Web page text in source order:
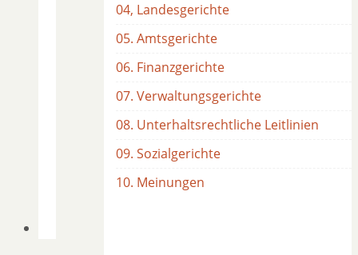
04, Landesgerichte
05. Amtsgerichte
06. Finanzgerichte
07. Verwaltungsgerichte
08. Unterhaltsrechtliche Leitlinien
09. Sozialgerichte
10. Meinungen